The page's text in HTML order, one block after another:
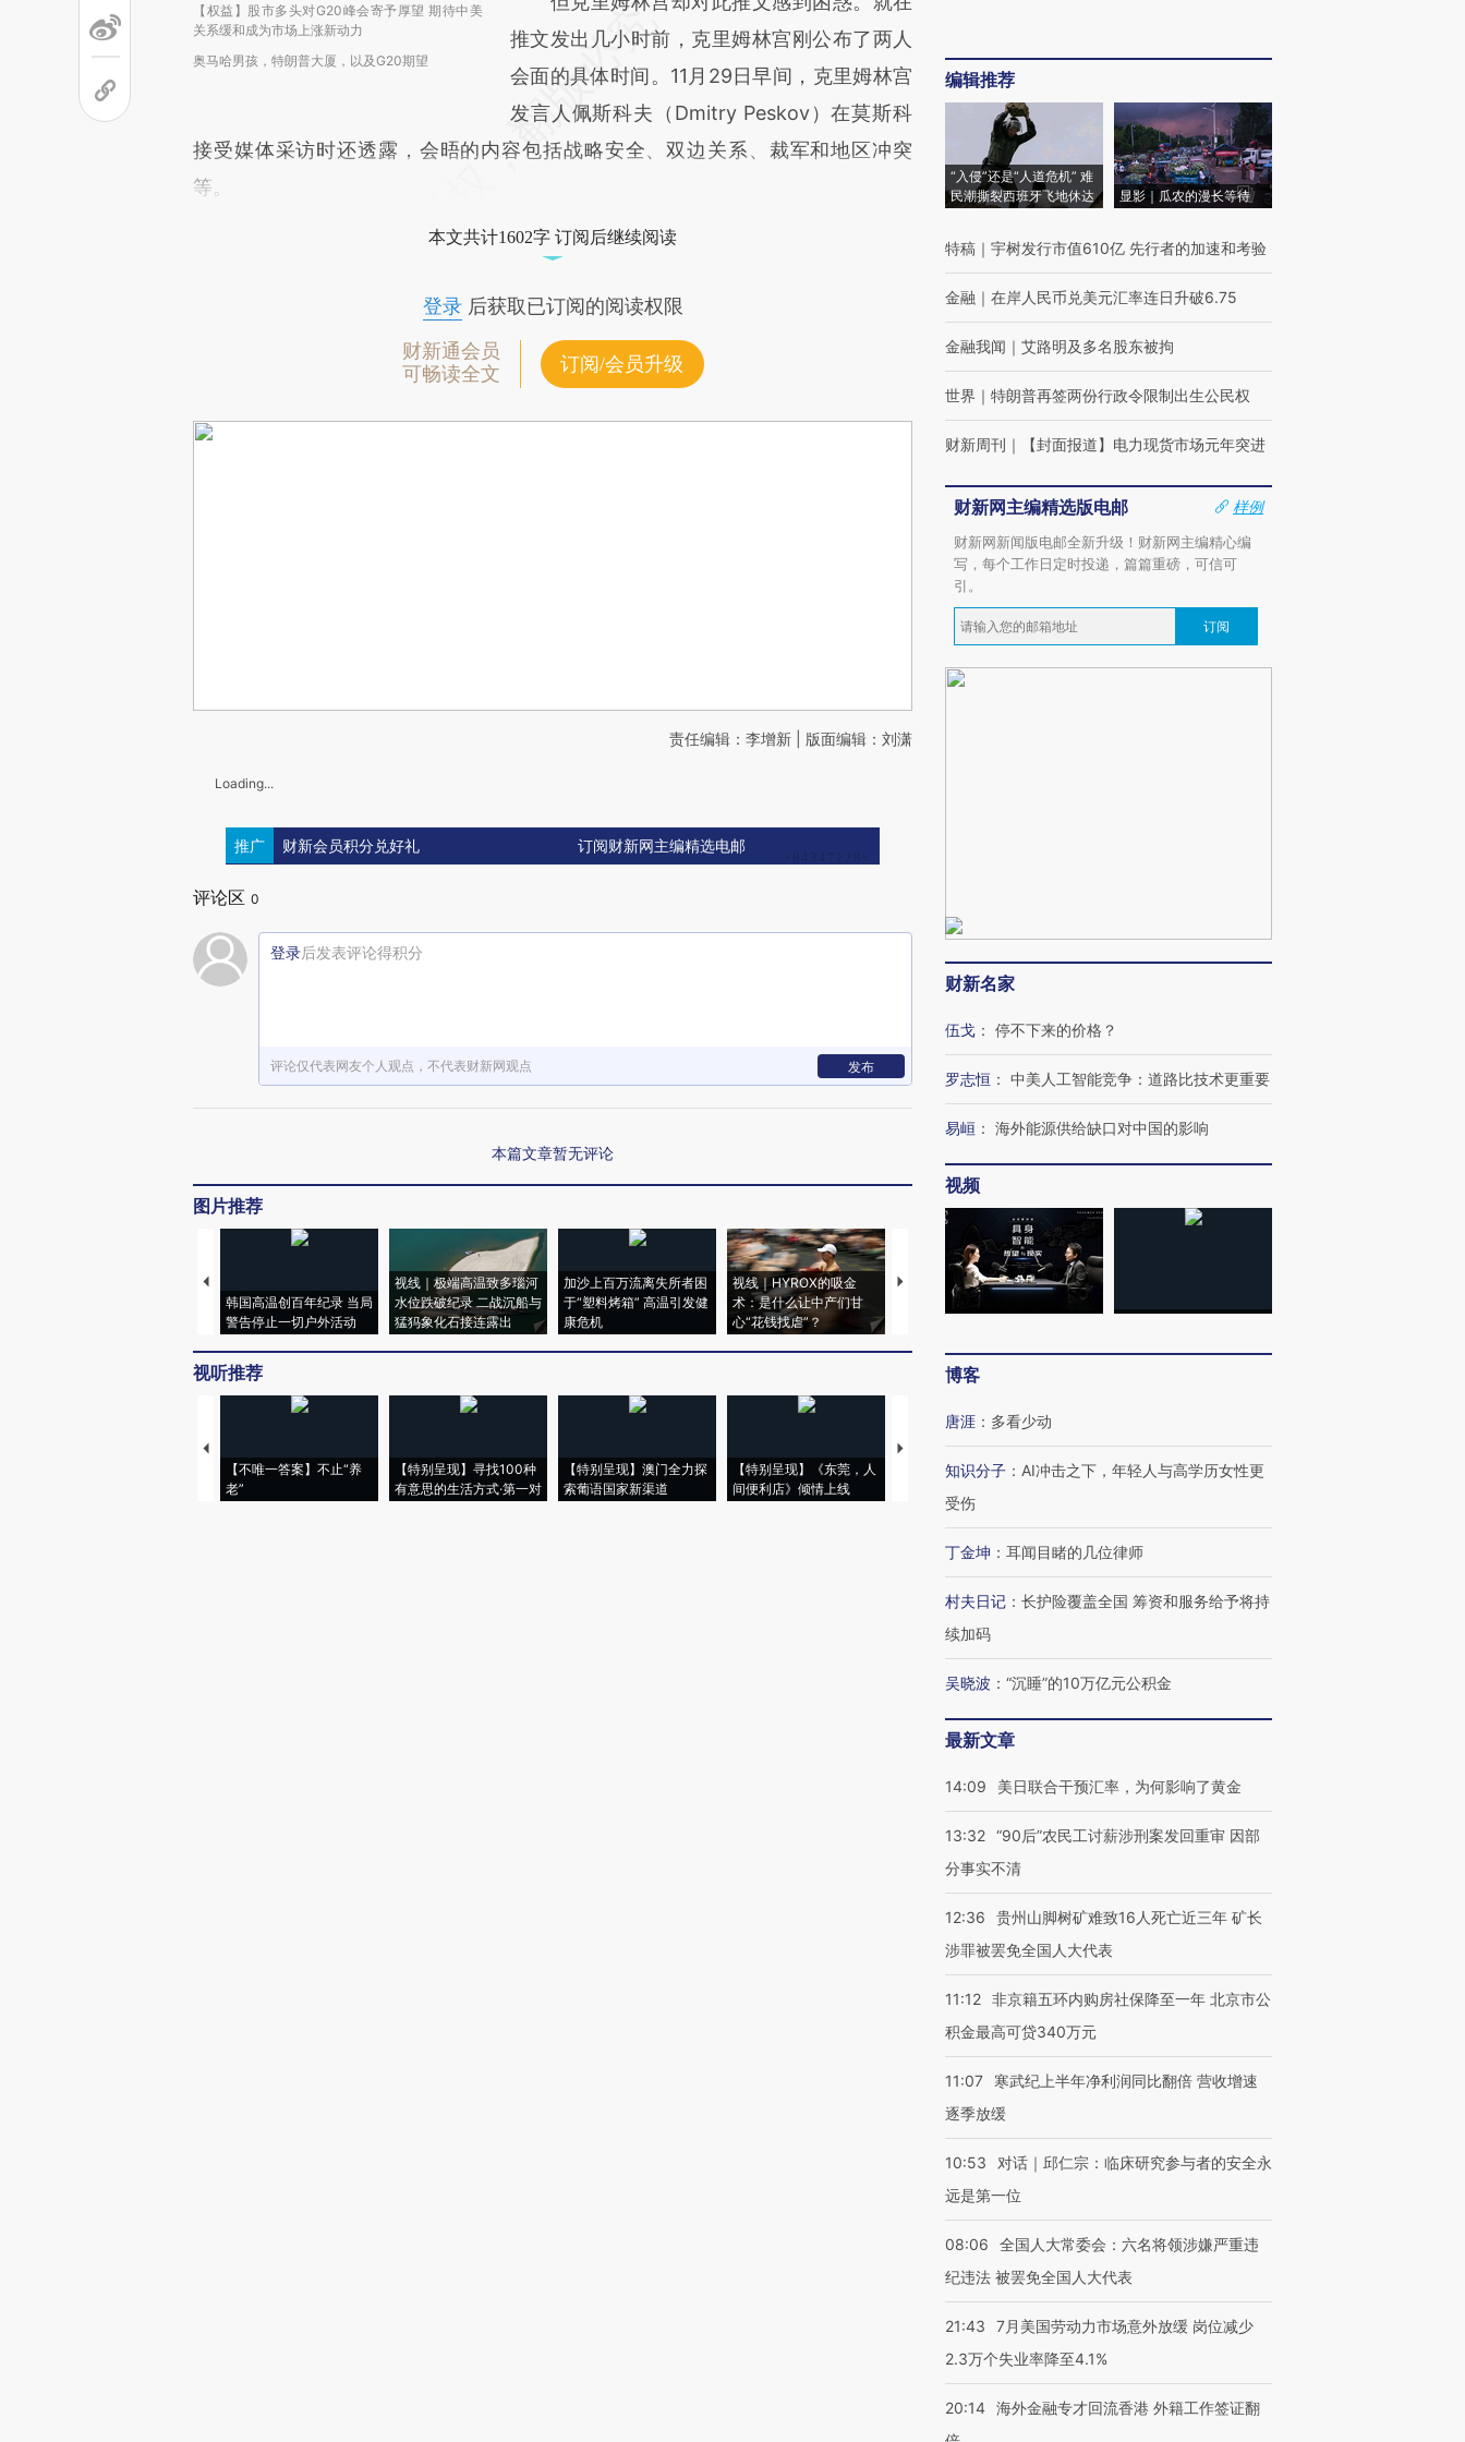
【权益】股市多头对G20峰会寄予厚望 期待中美
关系缓和成为市场上涨新动力
奥马哈男孩，特朗普大厦，以及G20期望
推文发出几小时前，克里姆林宫刚公布了两人
会面的具体时间。11月29日早间，克里姆林宫
发言人佩斯科夫（Dmitry Peskov）在莫斯科
接受媒体采访时还透露，会晤的内容包括战略安全、双边关系、裁军和地区冲突
等。
本文共计1602字 订阅后继续阅读
登录后获取已订阅的阅读权限
财新通会员
可畅读全文
订阅/会员升级
责任编辑：李增新 | 版面编辑：刘潇
Loading...
推广 财新会员积分兑好礼 订阅财新网主编精选电邮
评论区 0
登录后发表评论得积分
评论仅代表网友个人观点，不代表财新网观点 发布
本篇文章暂无评论
图片推荐
韩国高温创百年纪录 当局
警告停止一切户外活动
视线｜极端高温致多瑙河
水位跌破纪录 二战沉船与
猛犸象化石接连露出
加沙上百万流离失所者困
于“塑料烤箱” 高温引发健
康危机
视线｜HYROX的吸金
术：是什么让中产们甘
心“花钱找虐”？
马航飞行员跨国走私7万
粒摇头丸 尿检体内含3种
视线｜被称为“蟑螂”的印
度Z世代 用街头抗争将教
视听推荐
【不唯一答案】不止“养
老”
【特别呈现】寻找100种
有意思的生活方式·第一对
【特别呈现】澳门全力探
索葡语国家新渠道
【特别呈现】《东莞，人
间便利店》倾情上线
【推广】走进第四届链博
会，让数智科技“链”接产
【特别呈现】寻找100种
【商旅对话】华住集团
CFO：不靠规模取胜，华
编辑推荐
“入侵”还是“人道危机” 难
民潮撕裂西班牙飞地休达
显影｜瓜农的漫长等待
特稿 ｜ 宇树发行市值610亿 先行者的加速和考验
金融 ｜ 在岸人民币兑美元汇率连日升破6.75
金融我闻 ｜ 艾路明及多名股东被拘
世界 ｜ 特朗普再签两份行政令限制出生公民权
财新周刊 ｜ 【封面报道】电力现货市场元年突进
财新网主编精选版电邮
样例
财新网新闻版电邮全新升级！财新网主编精心编
写，每个工作日定时投递，篇篇重磅，可信可
引。
订阅
财新名家
伍戈 ： 停不下来的价格？
罗志恒 ： 中美人工智能竞争：道路比技术更重要
易峘 ： 海外能源供给缺口对中国的影响
视频
博客
唐涯 ： 多看少动
知识分子 ： AI冲击之下，年轻人与高学历女性更
受伤
丁金坤 ： 耳闻目睹的几位律师
村夫日记 ： 长护险覆盖全国 筹资和服务给予将持
续加码
吴晓波 ： “沉睡”的10万亿元公积金
最新文章
14:09 美日联合干预汇率，为何影响了黄金
13:32 “90后”农民工讨薪涉刑案发回重审 因部
分事实不清
12:36
贵州山脚树矿难致16人死亡近三年 矿长
涉罪被罢免全国人大代表
11:12 非京籍五环内购房社保降至一年 北京市公
积金最高可贷340万元
11:07
寒武纪上半年净利润同比翻倍 营收增速
逐季放缓
10:53
对话｜邱仁宗：临床研究参与者的安全永
远是第一位
08:06
全国人大常委会：六名将领涉嫌严重违
纪违法 被罢免全国人大代表
21:43
7月美国劳动力市场意外放缓 岗位减少
2.3万个失业率降至4.1%
20:14 海外金融专才回流香港 外籍工作签证翻